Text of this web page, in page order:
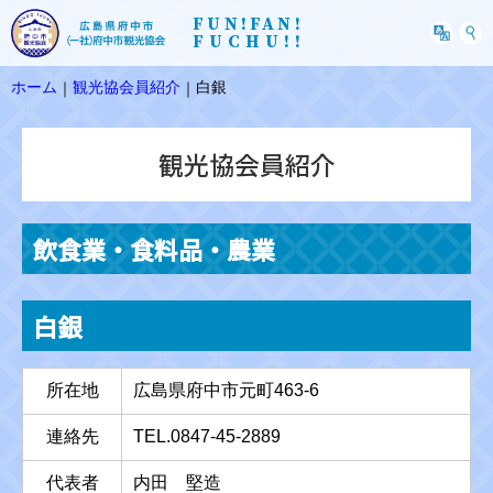
FUN!FAN!
FUCHU!!
ホーム ｜ 観光協会員紹介 ｜ 白銀
観光協会員紹介
飲食業・食料品・農業
白銀
所在地 広島県府中市元町463-6
連絡先 TEL.0847-45-2889
代表者 内田 堅造